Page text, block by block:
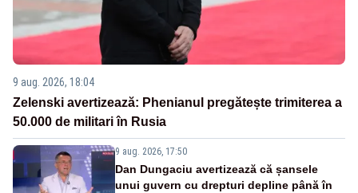
9 aug. 2026, 18:04
Zelenski avertizează: Phenianul pregătește trimiterea a
50.000 de militari în Rusia
9 aug. 2026, 17:50
Dan Dungaciu avertizează că șansele
unui guvern cu drepturi depline până în